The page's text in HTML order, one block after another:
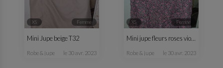
XS femme
Mini Jupe beige T32
robe & jupe le 30 avr. 2023
XS femme
Mini jupe fleurs roses violette T34
robe & jupe le 30 avr. 2023